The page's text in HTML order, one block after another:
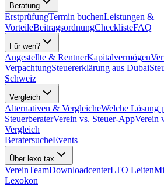
Beratung
ErstprüfungTermin buchenLeistungen &
VorteileBeitragsordnungChecklisteFAQ
Für wen?
Angestellte & RentnerKapitalvermögen
VerpachtungSteuererklärung aus Dubai
Schweiz
Vergleich
Alternativen & VergleicheWelche Lösung
SteuerberaterVerein vs. Steuer-AppVerein
Vergleich
BeratersucheEvents
Über lexo.tax
VereinTeamDownloadcenterLTO Leiten
Lexokon